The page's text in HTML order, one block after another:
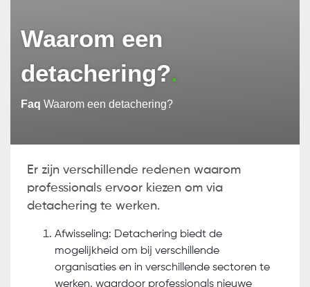
Waarom een
detachering?
Faq Waarom een detachering?
Er zijn verschillende redenen waarom
professionals ervoor kiezen om via
detachering te werken.
Afwisseling: Detachering biedt de
mogelijkheid om bij verschillende
organisaties en in verschillende sectoren te
werken, waardoor professionals nieuwe